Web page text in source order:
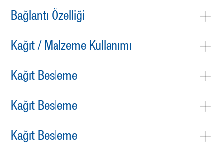
Bağlantı Özelliği
Kağıt / Malzeme Kullanımı
Kağıt Besleme
Kağıt Besleme
Kağıt Besleme